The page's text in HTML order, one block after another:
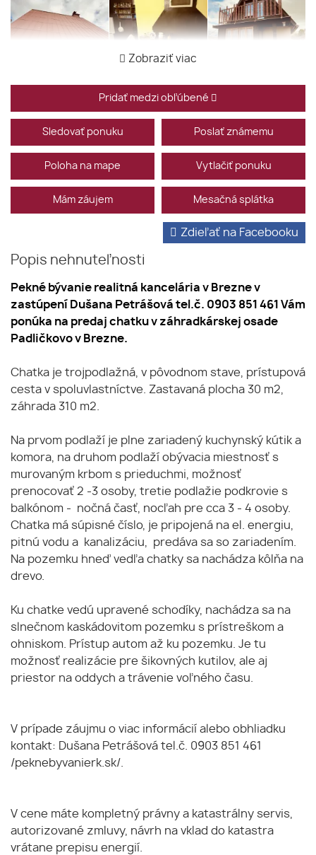
Zobraziť viac
Pridať medzi obľúbené
Sledovať ponuku Poslať známemu
Poloha na mape Vytlačiť ponuku
Mám záujem Mesačná splátka
Popis nehnuteľnosti
Zdieľať na Facebooku
Pekné bývanie realitná kancelária v Brezne v
zastúpení Dušana Petrášová tel.č. 0903 851 461 Vám
ponúka na predaj chatku v záhradkárskej osade
Padličkovo v Brezne.
Chatka je trojpodlažná, v pôvodnom stave, prístupová
cesta v spoluvlastníctve. Zastavaná plocha 30 m2,
záhrada 310 m2.
Na prvom podlaží je plne zariadený kuchynský kútik a
komora, na druhom podlaží obývacia miestnosť s
murovaným krbom s prieduchmi, možnosť
prenocovať 2 -3 osoby, tretie podlažie podkrovie s
balkónom - nočná časť, nocľah pre cca 3 - 4 osoby.
Chatka má súpisné číslo, je pripojená na el. energiu,
pitnú vodu a kanalizáciu, predáva sa so zariadením.
Na pozemku hneď vedľa chatky sa nachádza kôlňa na
drevo.
Ku chatke vedú upravené schodíky, nachádza sa na
slnečnom kaskádovitom pozemku s prístreškom a
ohniskom. Prístup autom až ku pozemku. Je tu
možnosť realizácie pre šikovných kutilov, ale aj
priestor na oddych a trávenie voľného času.
V prípade záujmu o viac informácií alebo obhliadku
kontakt: Dušana Petrášová tel.č. 0903 851 461
/peknebyvanierk.sk/.
V cene máte kompletný právny a katastrálny servis,
autorizované zmluvy, návrh na vklad do katastra
vrátane prepisu energií.